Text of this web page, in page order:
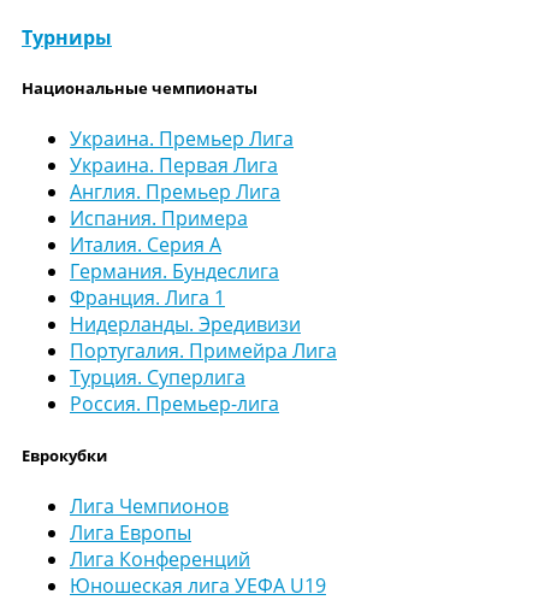
Турниры
Национальные чемпионаты
Украина. Премьер Лига
Украина. Первая Лига
Англия. Премьер Лига
Испания. Примера
Италия. Серия А
Германия. Бундеслига
Франция. Лига 1
Нидерланды. Эредивизи
Португалия. Примейра Лига
Турция. Суперлига
Россия. Премьер-лига
Еврокубки
Лига Чемпионов
Лига Европы
Лига Конференций
Юношеская лига УЕФА U19